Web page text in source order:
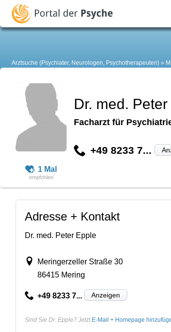
Arztsuche (Psychiater, Neurologen, Psychotherapeuten)
1 Mal
Dr. med.
Facharzt für
+49 8233 7...
Adresse + Kontakt
Dr. med. Peter Epple
Meringerzeller Straße 30
86415 Mering
+49 8233 7... Anzeigen
Sind Sie Dr. Epple? Jetzt E-Mail + Homepage